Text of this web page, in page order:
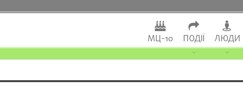
МЦ-10 ПОДІЇ ЛЮДИ